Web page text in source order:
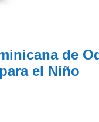
de
para el Niño